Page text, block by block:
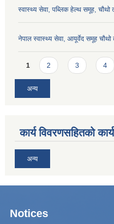
स्वास्थ्य सेवा, पब्लिक हेल्‍थ समूह, चौथो
नेपाल स्वास्थ्य सेवा, आयूर्वेद समूह चौथो
Pages
1 2 3 4
अन्य
कार्य विवरणसहितको
अन्य
Notices